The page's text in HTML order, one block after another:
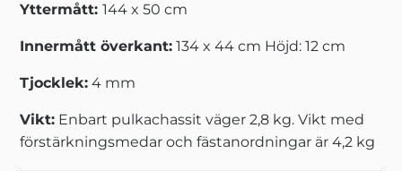
Yttermått:144 x 50 cm
Innermått överkant: 134 x 44 cm Höjd: 12 cm
Tjocklek: 4 mm
Vikt: Enbart pulkachassit väger 2,8 kg. Vikt med
förstärkningsmedar och fästanordningar är 4,2 kg